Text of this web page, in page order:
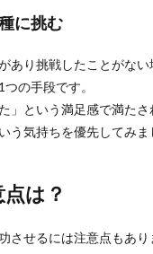
に挑む
あり挑戦したことがな
の手段です。
」という満足感で満た
う気持ちを優先してみま
は？
させるには注意点もあり